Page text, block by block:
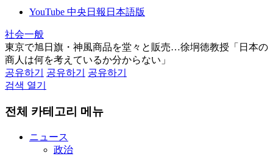
YouTube 中央日報日本語版
社会一般
東京で旭日旗・神風商品を堂々と販売…徐坰徳教授「日本の
商人は何を考えているか分からない」
공유하기
공유하기
공유하기
검색 열기
전체 카테고리 메뉴
ニュース
政治